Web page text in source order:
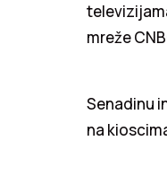
mreže
Senadinu
na